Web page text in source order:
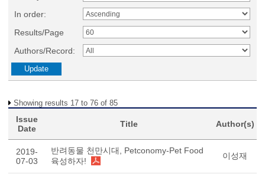
In order:
Results/Page
Authors/Record:
Showing results 17 to 76 of 85
Issue
Date
Title Author(s)
2019-
07-03
반려동물 천만시대, Petconomy-Pet Food
육성하자!
이성재